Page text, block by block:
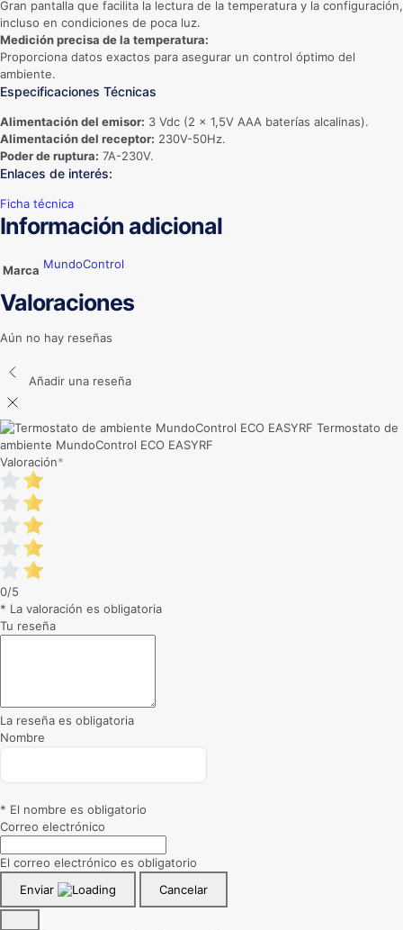
Gran pantalla que facilita la lectura de la temperatura y la configuración,
incluso en condiciones de poca luz.
Medición precisa de la temperatura:
Proporciona datos exactos para asegurar un control óptimo del
ambiente.
Especificaciones Técnicas
Alimentación del emisor: 3 Vdc (2 x 1,5V AAA baterías alcalinas).
Alimentación del receptor: 230V-50Hz.
Poder de ruptura: 7A-230V.
Enlaces de interés:
Ficha técnica
Información adicional
Marca MundoControl
Valoraciones
Aún no hay reseñas
Añadir una reseña
Termostato de
ambiente MundoControl ECO EASYRF
Valoración*
0/5
* La valoración es obligatoria
Tu reseña
La reseña es obligatoria
Nombre
* El nombre es obligatorio
Correo electrónico
El correo electrónico es obligatorio
Enviar
Cancelar